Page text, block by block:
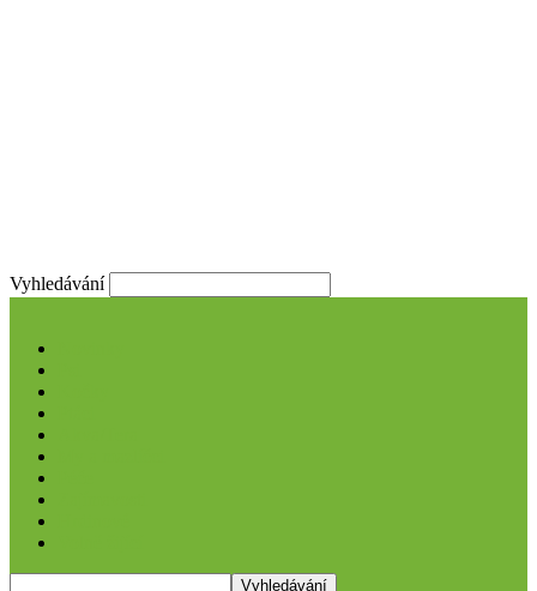
Vyhledávání